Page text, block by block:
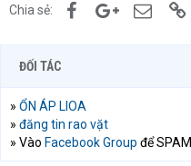
Chia sẻ: FacebookGoogle+Email
ĐỐI TÁC
» ỔN ÁP LIOA
» đăng tin rao vặt
» Vào Facebook Group để SPAM